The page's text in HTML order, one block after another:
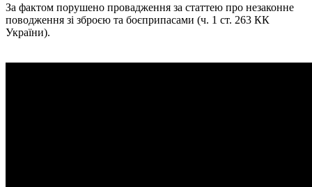
За фактом порушено провадження за статтею про незаконне
поводження зі зброєю та боєприпасами (ч. 1 ст. 263 КК
України).